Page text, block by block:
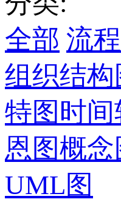
全部 流
组织结构
特图 时间
恩图概念
UML图